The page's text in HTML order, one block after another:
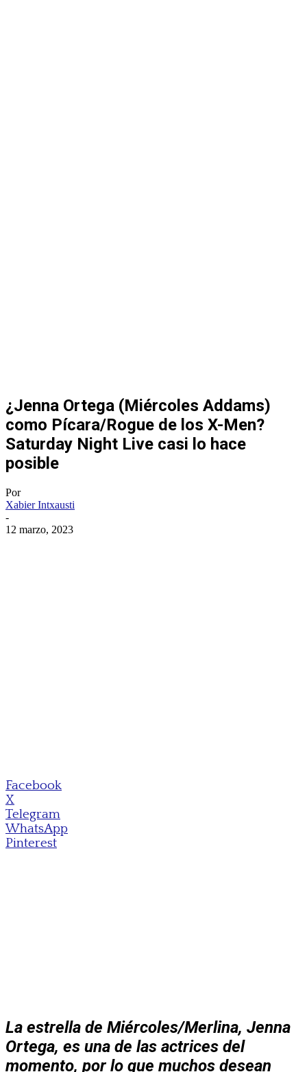
¿Jenna Ortega (Miércoles Addams)
como Pícara/Rogue de los X-Men?
Saturday Night Live casi lo hace
posible
Por
Xabier Intxausti
-
12 marzo, 2023
Facebook
X
Telegram
WhatsApp
Pinterest
La estrella de Miércoles/Merlina, Jenna
Ortega, es una de las actrices del
momento, por lo que muchos desean